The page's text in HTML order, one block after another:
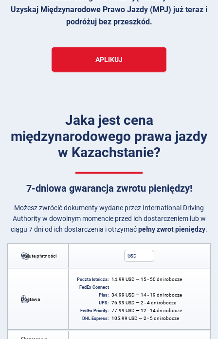
Uzyskaj Międzynarodowe Prawo Jazdy (MPJ) już teraz i
podróżuj bez przeszkód.
APLIKUJ
Jaka jest cena
międzynarodowego prawa jazdy
w Kazachstanie?
7-dniowa gwarancja zwrotu pieniędzy!
Możesz zwrócić dokumenty wydane przez International Driving
Authority w dowolnym momencie przed ich dostarczeniem lub w
ciągu 7 dni od ich dostarczenia i otrzymaćpełny zwrot pieniędzy.
Waluta płatności USD
Dostawa
Poczta lotnicza: 14.99 USD — 15 - 50 dni robocze
FedEx Connect
Plus:
34.99 USD — 14 - 19 dni robocze
UPS: 76.99 USD — 2 - 4 dni robocze
FedEx Priority: 77.99 USD — 12 - 14 dni robocze
DHL Express: 105.99 USD — 2 - 5 dni robocze